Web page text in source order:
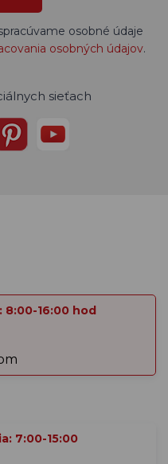
osobné údaje
osobných údajov.
sieťach
8:00-16:00 hod
7:00-15:00